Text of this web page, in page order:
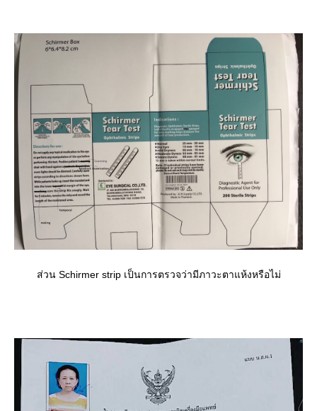
ส่วน Schirmer strip เป็นการตรวจว่ามีภาวะตาแห้งหรือไม่